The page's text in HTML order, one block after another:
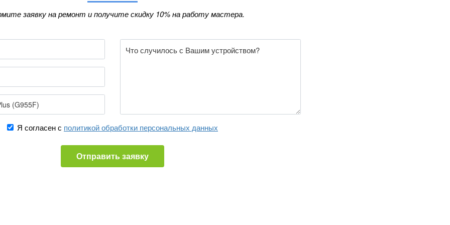
заявку на ремонт и получите скидку 10% на работу мастера.
Я согласен с политикой обработки персональных данных
Отправить заявку